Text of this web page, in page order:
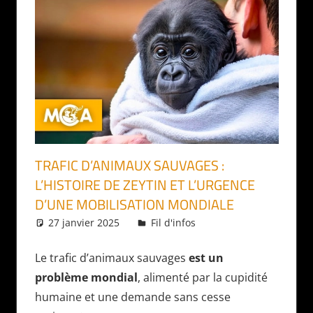
TRAFIC D’ANIMAUX SAUVAGES :
L’HISTOIRE DE ZEYTIN ET L’URGENCE
D’UNE MOBILISATION MONDIALE
27 janvier 2025 Daniel
Fil d'infos
Le trafic d’animaux sauvages est un
problème mondial, alimenté par la cupidité
humaine et une demande sans cesse